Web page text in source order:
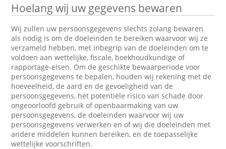
Hoelang wij uw gegevens bewaren
Wij zullen uw persoonsgegevens slechts zolang bewaren
als nodig is om de doeleinden te bereiken waarvoor wij ze
verzameld hebben, met inbegrip van de doeleinden om te
voldoen aan wettelijke, fiscale, boekhoudkundige of
rapportage-eisen. Om de geschikte bewaarperiode voor
persoonsgegevens te bepalen, houden wij rekening met de
hoeveelheid, de aard en de gevoeligheid van de
persoonsgegevens, het potentiële risico van schade door
ongeoorloofd gebruik of openbaarmaking van uw
persoonsgegevens, de doeleinden waarvoor wij uw
persoonsgegevens verwerken en of wij die doeleinden met
andere middelen kunnen bereiken, en de toepasselijke
wettelijke voorschriften.